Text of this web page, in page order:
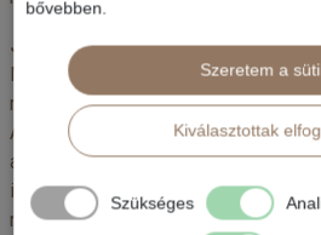
Járattörlés / menetrendváltozás
Még a legnagyobb
mindhárom eset, melyhez minden
Amennyiben valakit ilyen vagy
a légitársaságok
intézik el (pénz, csekk,
nem elfogadható, akkor a
bővebben.
Szeretem a
Kiválasztottak
Szükséges